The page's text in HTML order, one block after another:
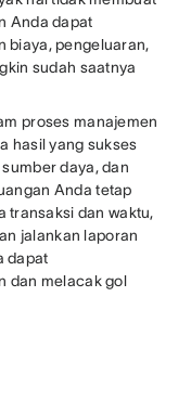
Anda dapat
biaya, pengeluaran,
sudah saatnya
proses manajemen
hasil yang sukses
daya, dan
Anda tetap
transaksi dan waktu,
jalankan laporan
dapat
dan melacak gol